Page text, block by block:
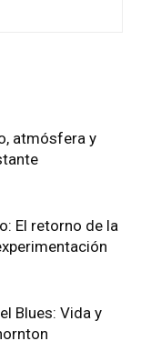
atmósfera y
El retorno de la
Blues: Vida y